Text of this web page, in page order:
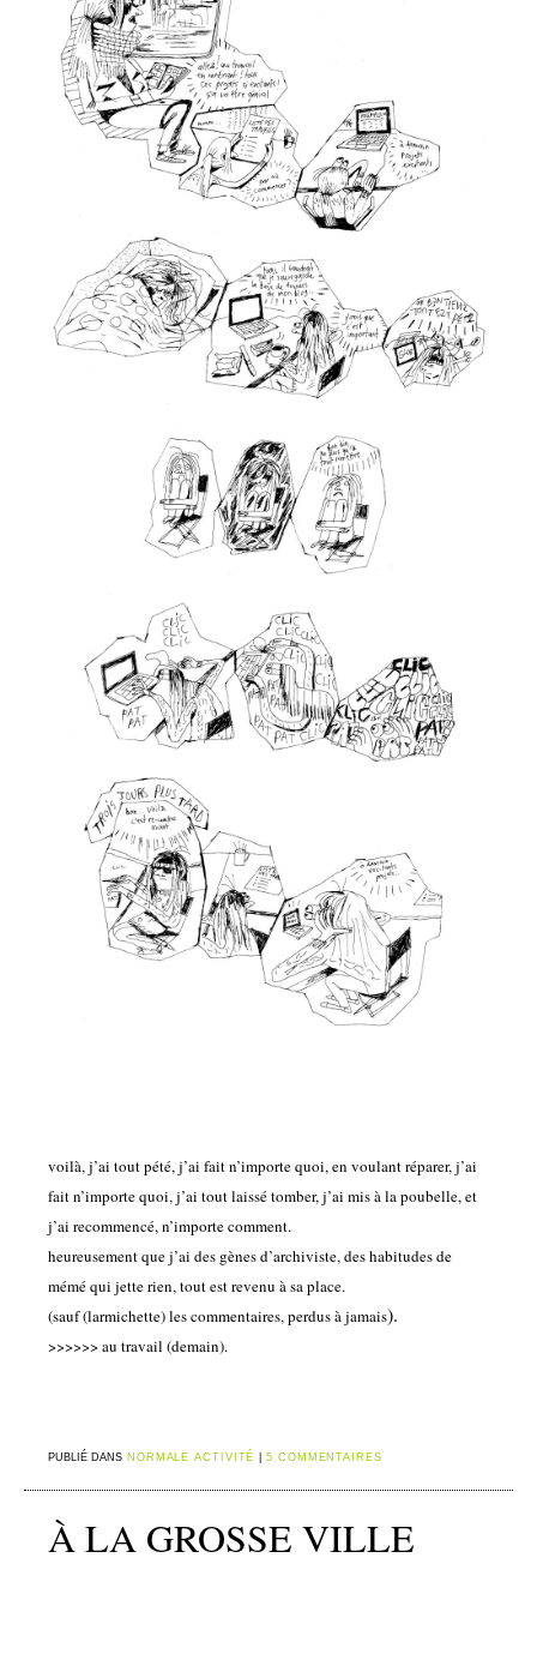
voilà, j’ai tout pété, j’ai fait n’importe quoi, en voulant réparer, j’ai
fait n’importe quoi, j’ai tout laissé tomber, j’ai mis à la poubelle, et
j’ai recommencé, n’importe comment.
heureusement que j’ai des gènes d’archiviste, des habitudes de
mémé qui jette rien, tout est revenu à sa place.
(sauf (larmichette) les commentaires, perdus à jamais).
>>>>>> au travail (demain).
PUBLIÉ DANS NORMALE ACTIVITÉ 5 COMMENTAIRES
À LA GROSSE VILLE